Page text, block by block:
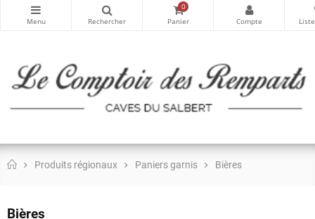
0
Produits régionaux Paniers garnis Bières
Bières